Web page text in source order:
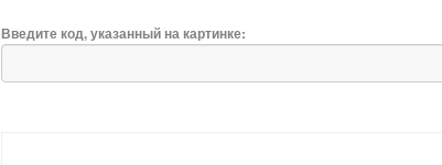
Введите код, указанный на картинке: